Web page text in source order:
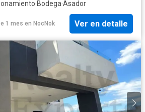
·Bodega·Asador
1 mes en NocNok Ver en detalle